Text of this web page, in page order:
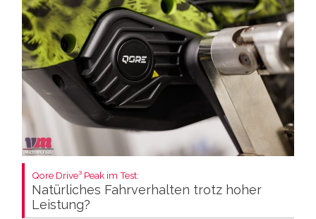
Qore Drive³ Peak im Test:
Natürliches Fahrverhalten trotz hoher
Leistung?